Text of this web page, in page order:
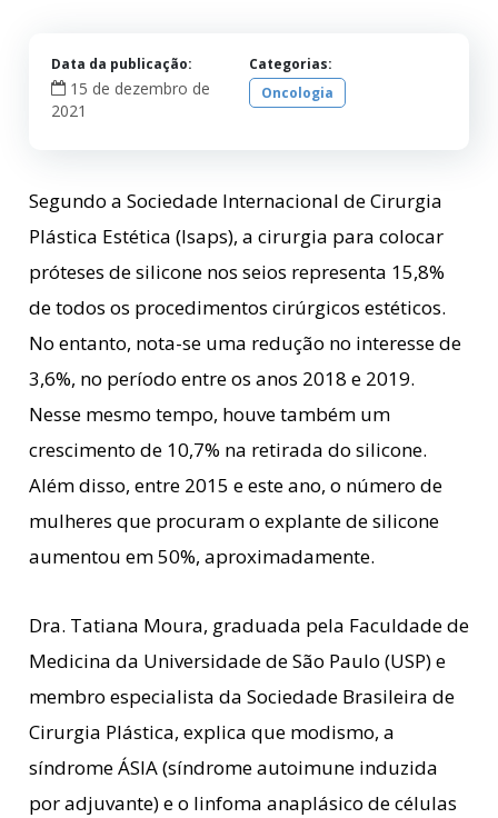
Data da publicação:
15 de dezembro de
2021
Categorias:
Oncologia
Segundo a Sociedade Internacional de Cirurgia
Plástica Estética (Isaps), a cirurgia para colocar
próteses de silicone nos seios representa 15,8%
de todos os procedimentos cirúrgicos estéticos.
No entanto, nota-se uma redução no interesse de
3,6%, no período entre os anos 2018 e 2019.
Nesse mesmo tempo, houve também um
crescimento de 10,7% na retirada do silicone.
Além disso, entre 2015 e este ano, o número de
mulheres que procuram o explante de silicone
aumentou em 50%, aproximadamente.
Dra. Tatiana Moura, graduada pela Faculdade de
Medicina da Universidade de São Paulo (USP) e
membro especialista da Sociedade Brasileira de
Cirurgia Plástica, explica que modismo, a
síndrome ÁSIA (síndrome autoimune induzida
por adjuvante) e o linfoma anaplásico de células